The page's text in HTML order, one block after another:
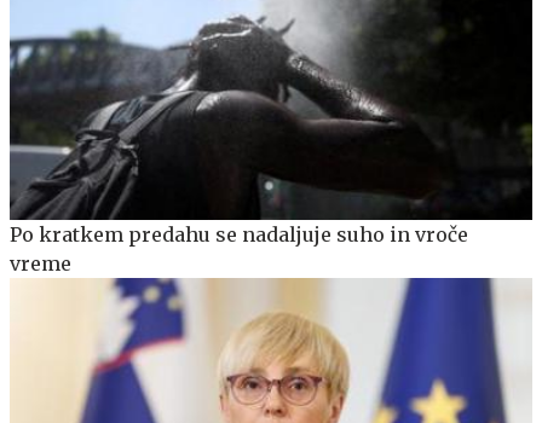
Po kratkem predahu se nadaljuje suho in vroče
vreme